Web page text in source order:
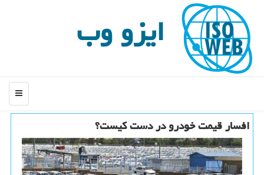
ایزو وب
منو
افسار قیمت خودرو در دست كیست؟